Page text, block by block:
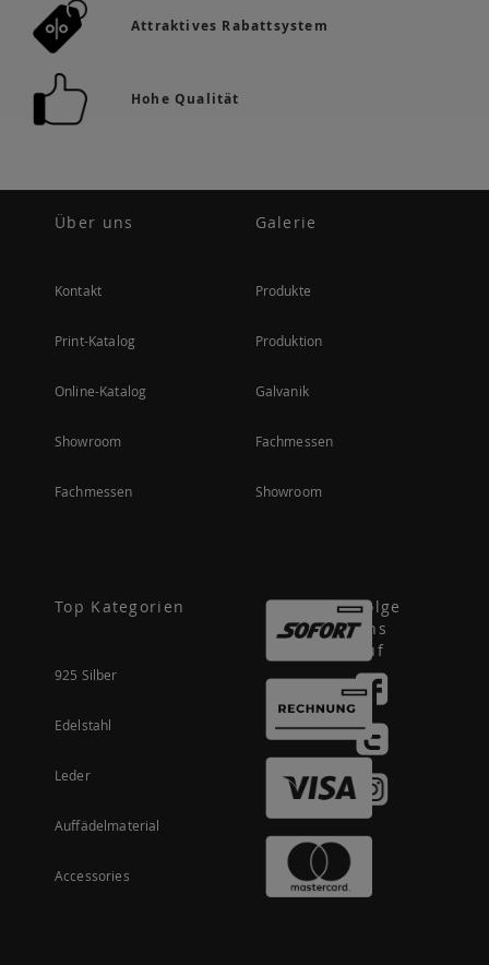
Attraktives Rabattsystem
Hohe Qualität
Über uns
Kontakt
Print-Katalog
Online-Katalog
Showroom
Fachmessen
Galerie
Produkte
Produktion
Galvanik
Fachmessen
Showroom
Top Kategorien
925 Silber
Edelstahl
Leder
Auffädelmaterial
Accessories
Folge
uns
auf